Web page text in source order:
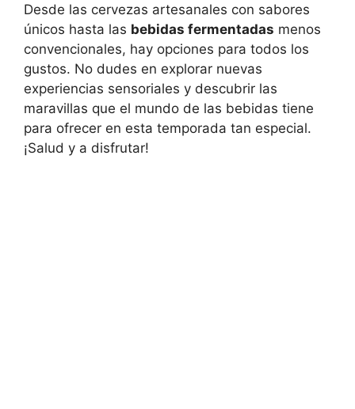
Desde las cervezas artesanales con sabores
únicos hasta las bebidas fermentadas menos
convencionales, hay opciones para todos los
gustos. No dudes en explorar nuevas
experiencias sensoriales y descubrir las
maravillas que el mundo de las bebidas tiene
para ofrecer en esta temporada tan especial.
¡Salud y a disfrutar!